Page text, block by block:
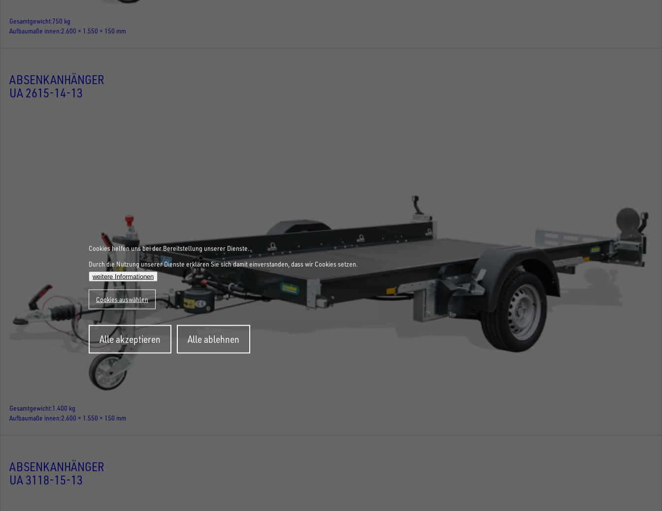
Gesamtgewicht 750 kg
Aufbaumaße innen 2.600 × 1.550 × 150 mm
ABSENKANHÄNGER
UA 2615-14-13
Gesamtgewicht 1.400 kg
Aufbaumaße innen 2.600 × 1.550 × 150 mm
ABSENKANHÄNGER
UA 3118-15-13
Cookies helfen uns bei der Bereitstellung unserer Dienste.
Durch die Nutzung unserer Dienste erklären Sie sich damit einverstanden, dass wir Cookies setzen.
weitere Informationen
Cookies auswählen
Alle akzeptieren
zurückziehen
Alle ablehnen